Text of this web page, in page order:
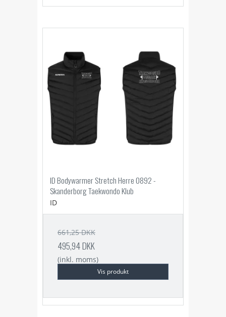
ID Bodywarmer Stretch Herre 0892 -
Skanderborg Taekwondo Klub
ID
661,25 DKK
495,94 DKK
(inkl. moms)
Vis produkt